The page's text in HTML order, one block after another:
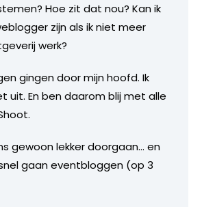
Hoe zit dat nou? Kan ik
zijn als ik niet meer
werk?
gingen door mijn hoofd. Ik
uit. En ben daarom blij met alle
gewoon lekker doorgaan… en
gaan eventbloggen (op 3